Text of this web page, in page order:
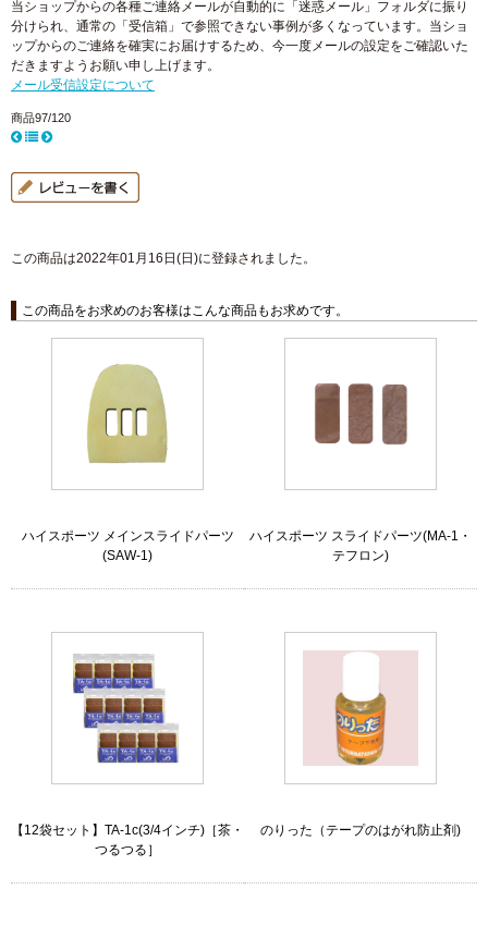
当ショップからの各種ご連絡メールが自動的に「迷惑メール」フォルダに振り
分けられ、通常の「受信箱」で参照できない事例が多くなっています。当ショ
ップからのご連絡を確実にお届けするため、今一度メールの設定をご確認いた
だきますようお願い申し上げます。
メール受信設定について
商品97/120
この商品は2022年01月16日(日)に登録されました。
この商品をお求めのお客様はこんな商品もお求めです。
ハイスポーツ メインスライドパーツ
(SAW-1)
ハイスポーツ スライドパーツ(MA-1・
テフロン)
【12袋セット】TA-1c(3/4インチ)［茶・
つるつる］
のりった（テープのはがれ防止剤)